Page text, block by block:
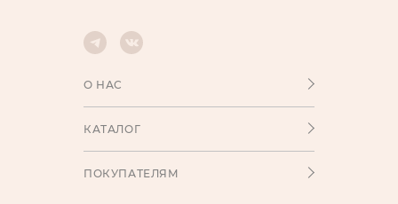
О НАС
КАТАЛОГ
ПОКУПАТЕЛЯМ